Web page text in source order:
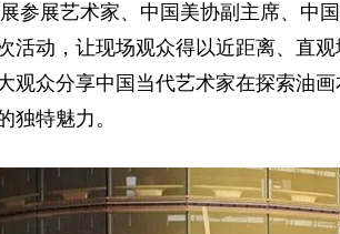
展参展艺术家、中国美协副主席、中
活动，让现场观众得以近距离、直
观众分享中国当代艺术家在探索油
独特魅力。